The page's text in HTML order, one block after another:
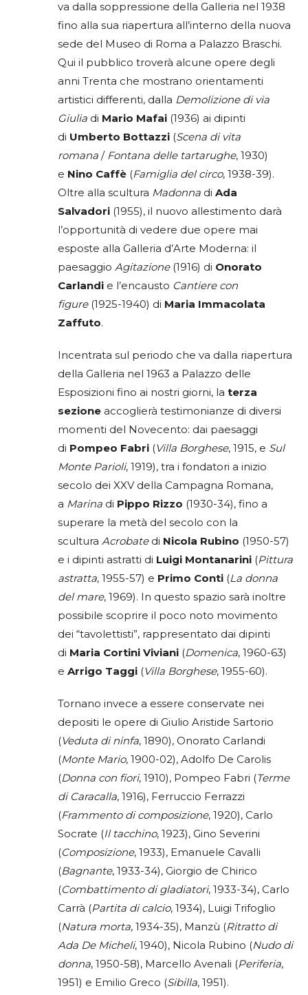
va dalla soppressione della Galleria nel 1938
fino alla sua riapertura all’interno della nuova
sede del Museo di Roma a Palazzo Braschi.
Qui il pubblico troverà alcune opere degli
anni Trenta che mostrano orientamenti
artistici differenti, dalla Demolizione di via
Giulia di Mario Mafai (1936) ai dipinti
di Umberto Bottazzi (Scena di vita
romana / Fontana delle tartarughe, 1930)
e Nino Caffè (Famiglia del circo, 1938-39).
Oltre alla scultura Madonna di Ada
Salvadori (1955), il nuovo allestimento darà
l’opportunità di vedere due opere mai
esposte alla Galleria d’Arte Moderna: il
paesaggio Agitazione (1916) di Onorato
Carlandi e l’encausto Cantiere con
figure (1925-1940) di Maria Immacolata
Zaffuto.
Incentrata sul periodo che va dalla riapertura
della Galleria nel 1963 a Palazzo delle
Esposizioni fino ai nostri giorni, la terza
sezione accoglierà testimonianze di diversi
momenti del Novecento: dai paesaggi
di Pompeo Fabri (Villa Borghese, 1915, e Sul
Monte Parioli, 1919), tra i fondatori a inizio
secolo dei XXV della Campagna Romana,
a Marina di Pippo Rizzo (1930-34), fino a
superare la metà del secolo con la
scultura Acrobatedi Nicola Rubino (1950-57)
e i dipinti astratti di Luigi Montanarini (Pittura
astratta, 1955-57) e Primo Conti (La donna
del mare, 1969). In questo spazio sarà inoltre
possibile scoprire il poco noto movimento
dei “tavolettisti”, rappresentato dai dipinti
di Maria Cortini Viviani (Domenica, 1960-63)
e Arrigo Taggi (Villa Borghese, 1955-60).
Tornano invece a essere conservate nei
depositi le opere di Giulio Aristide Sartorio
(Veduta di ninfa, 1890), Onorato Carlandi
(Monte Mario, 1900-02), Adolfo De Carolis
(Donna con fiori, 1910), Pompeo Fabri (Terme
di Caracalla, 1916), Ferruccio Ferrazzi
(Frammento di composizione, 1920), Carlo
Socrate (Il tacchino, 1923), Gino Severini
(Composizione, 1933), Emanuele Cavalli
(Bagnante, 1933-34), Giorgio de Chirico
(Combattimento di gladiatori, 1933-34), Carlo
Carrà (Partita di calcio, 1934), Luigi Trifoglio
(Natura morta, 1934-35), Manzù (Ritratto di
Ada De Micheli, 1940), Nicola Rubino (Nudo di
donna, 1950-58), Marcello Avenali (Periferia,
1951) e Emilio Greco (Sibilla, 1951).